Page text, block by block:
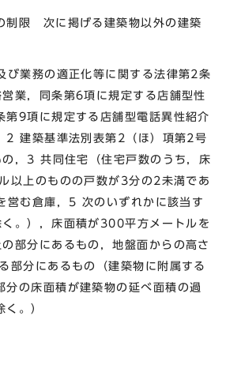
限 次に掲げる建築物以外の建築
び業務の適正化等に関する法律第2条
業，同条第6項に規定する店舗型性
第9項に規定する店舗型電話異性紹介
2 建築基準法別表第2（ほ）項第2号
，3 共同住宅（住宅戸数のうち，床
以上のものの戸数が3分の2未満であ
営む倉庫，5 次のいずれかに該当す
。），床面積が300平方メートルを
部分にあるもの，地盤面からの高さ
部分にあるもの（建築物に附属する
分の床面積が建築物の延べ面積の過
。）